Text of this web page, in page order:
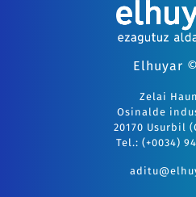
Elhuyar
Zelai
Osinalde
20170 Usurbil
Tel.: (+0034)